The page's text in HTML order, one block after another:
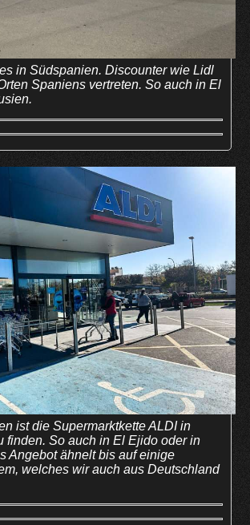
in Südspanien. Discounter wie Lidl
Spaniens vertreten. So auch in El
ist die Supermarktkette ALDI in
finden. So auch in El Ejido oder in
Angebot ähnelt bis auf einige
welches wir auch aus Deutschland